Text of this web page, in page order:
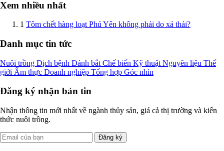
Xem nhiều nhất
1 Tôm chết hàng loạt Phú Yên không phải do xả thải?
Danh mục tin tức
Nuôi trồng Dịch bệnh Đánh bắt Chế biến Kỹ thuật Nguyên liệu Thế
giới Ẩm thực Doanh nghiệp Tổng hợp Góc nhìn
Đăng ký nhận bản tin
Nhận thông tin mới nhất về ngành thủy sản, giá cả thị trường và kiến
thức nuôi trồng.
Đăng ký